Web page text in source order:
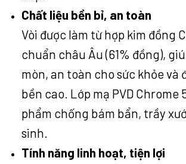
Chất liệu bền bỉ, an toàn
Vòi được làm từ hợp kim đồng
chuẩn châu Âu (61% đồng),
mòn, an toàn cho sức khỏe và
bền cao. Lớp mạ PVD Chrome
phẩm chống bám bẩn, trầy
sinh.
Tính năng linh hoạt, tiện lợi